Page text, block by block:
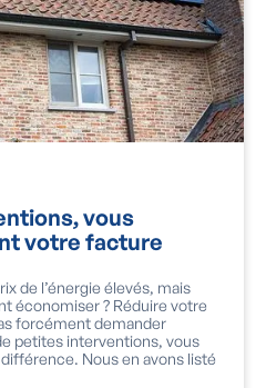
vous
votre facture
de l’énergie élevés, mais
économiser ? Réduire votre
forcément demander
petites interventions, vous
Nous en avons listé